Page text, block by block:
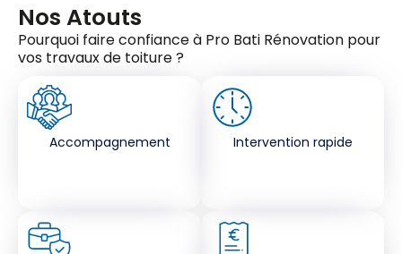
Nos Atouts
Pourquoi faire confiance à Pro Bati Rénovation pour
vos travaux de toiture ?
Accompagnement Intervention rapide